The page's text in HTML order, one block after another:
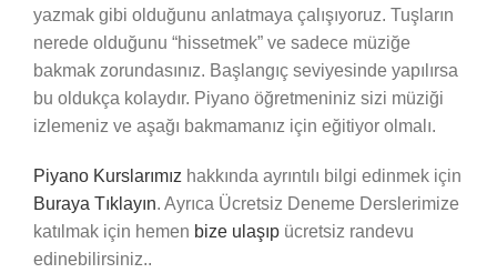
yazmak gibi olduğunu anlatmaya çalışıyoruz. Tuşların
nerede olduğunu “hissetmek” ve sadece müziğe
bakmak zorundasınız. Başlangıç ​​seviyesinde yapılırsa
bu oldukça kolaydır. Piyano öğretmeniniz sizi müziği
izlemeniz ve aşağı bakmamanız için eğitiyor olmalı.
Piyano Kurslarımız hakkında ayrıntılı bilgi edinmek için
Buraya Tıklayın. Ayrıca Ücretsiz Deneme Derslerimize
katılmak için hemen bize ulaşıp ücretsiz randevu
edinebilirsiniz..